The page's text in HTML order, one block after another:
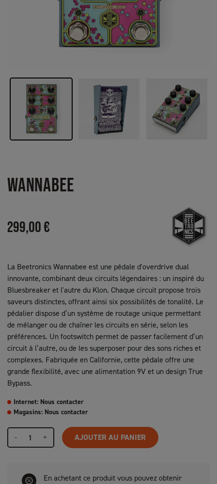
WANNABEE
299,00 €
La Beetronics Wannabee est une pédale d'overdrive dual
innovante, combinant deux circuits légendaires : un inspiré du
Bluesbreaker et l'autre du Klon. Chaque circuit propose trois
saveurs distinctes, offrant ainsi six possibilités de tonalité. Le
pédalier dispose d’un système de routage unique permettant
de mélanger ou de chaîner les circuits en série, selon les
préférences. Un footswitch permet de passer facilement d’un
circuit à l’autre, ou de les superposer pour des sons riches et
complexes. Fabriquée en Californie, cette pédale offre une
grande flexibilité, avec une alimentation 9V et un design True
Bypass.
Internet: Nous contacter
Magasins: Nous contacter
- + AJOUTER AU PANIER
En achetant ce produit vous pouvez obtenir